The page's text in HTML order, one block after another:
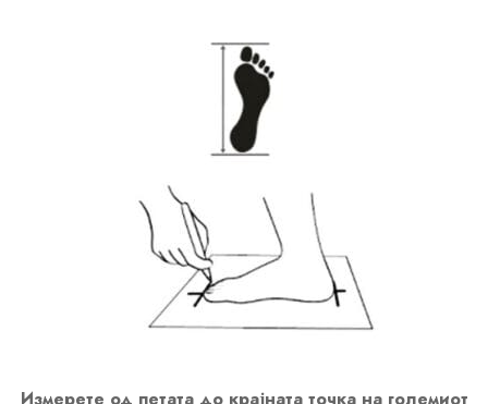
Измерете од петата до крајната точка на големиот